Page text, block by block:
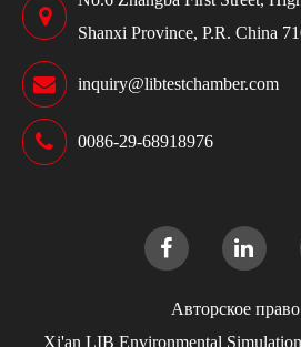
Shanxi Province, P.R. China
inquiry@libtestchamber.com
0086-29-68918976
Авторское
Xi'an LIB Environmental